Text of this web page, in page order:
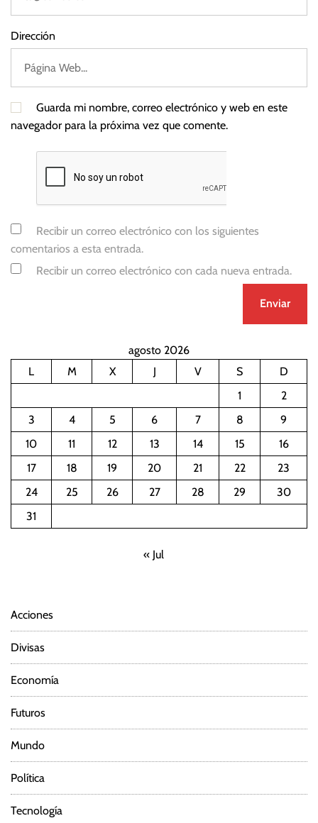
Dirección
Guarda mi nombre, correo electrónico y web en este
navegador para la próxima vez que comente.
Recibir un correo electrónico con los siguientes
comentarios a esta entrada.
Recibir un correo electrónico con cada nueva entrada.
agosto 2026
L
M X J V S
D
1
2
3
4 5 6 7 8
9
10
11 12 13 14 15
16
17
18 19 20 21 22
23
24
25 26 27 28 29
30
31
« Jul
Acciones
Divisas
Economía
Futuros
Mundo
Política
Tecnología